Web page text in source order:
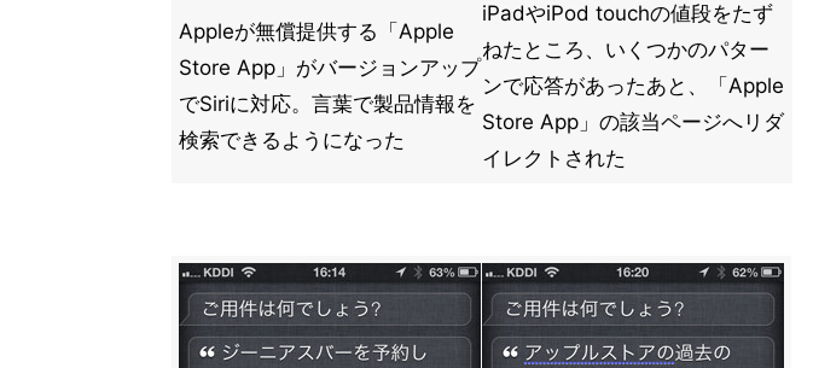
Appleが無償提供する「Apple
Store App」がバージョンアップ
でSiriに対応。言葉で製品情報を
検索できるようになった
iPadやiPod touchの値段をたず
ねたところ、いくつかのパター
ンで応答があったあと、「Apple
Store App」の該当ページへリダ
イレクトされた